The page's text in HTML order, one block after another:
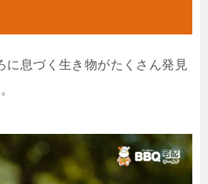
に息づく生き物がたくさん発見